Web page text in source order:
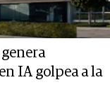
IA golpea a la